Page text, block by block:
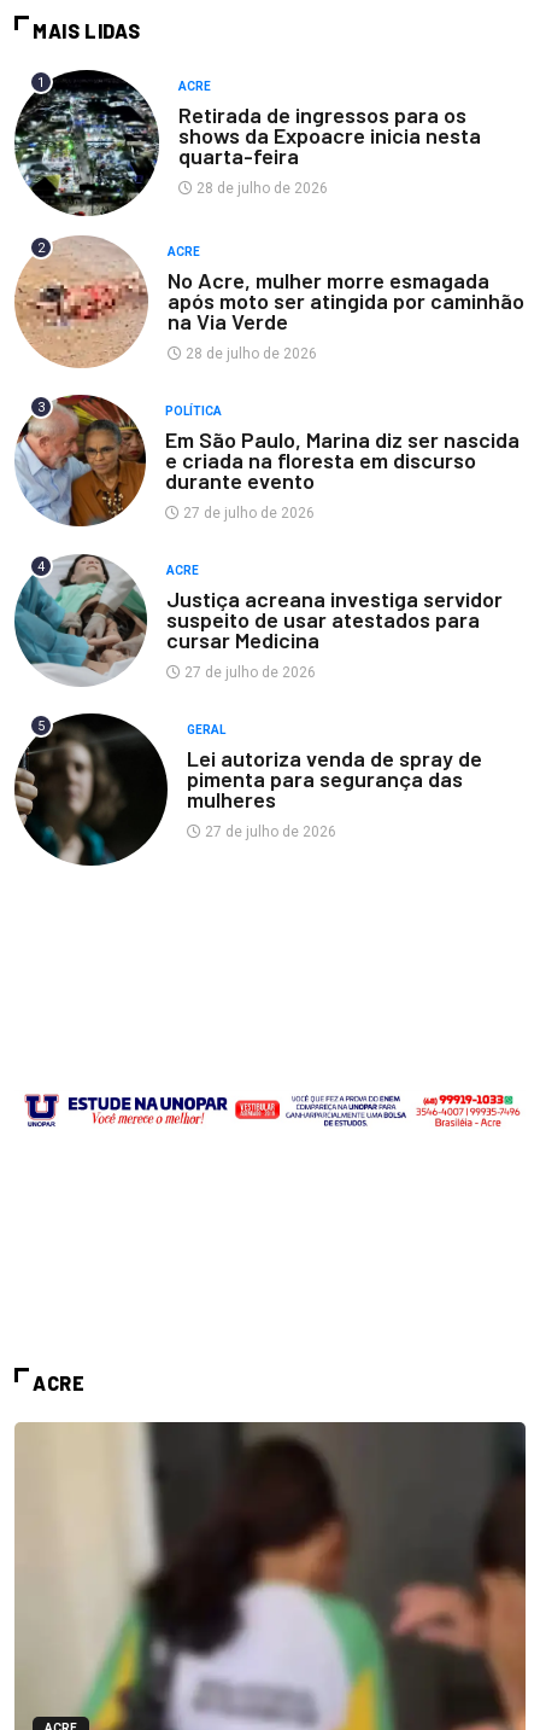
MAIS LIDAS
1 ACRE
Retirada de ingressos para os
shows da Expoacre inicia nesta
quarta-feira
28 de julho de 2026
2 ACRE
No Acre, mulher morre esmagada
após moto ser atingida por caminhão
na Via Verde
28 de julho de 2026
3 POLÍTICA
Em São Paulo, Marina diz ser nascida
e criada na floresta em discurso
durante evento
27 de julho de 2026
4 ACRE
Justiça acreana investiga servidor
suspeito de usar atestados para
cursar Medicina
27 de julho de 2026
5 GERAL
Lei autoriza venda de spray de
pimenta para segurança das
mulheres
27 de julho de 2026
ACRE